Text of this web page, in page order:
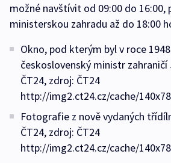
možné navštívit od 09:00 do 16:00,
ministerskou zahradu až do 18:00
Okno, pod kterým byl v roce
československý ministr
ČT24, zdroj: ČT24
http://img2.ct24.cz/cache/
Fotografie z nově vydaných
ČT24, zdroj: ČT24
http://img2.ct24.cz/cache/